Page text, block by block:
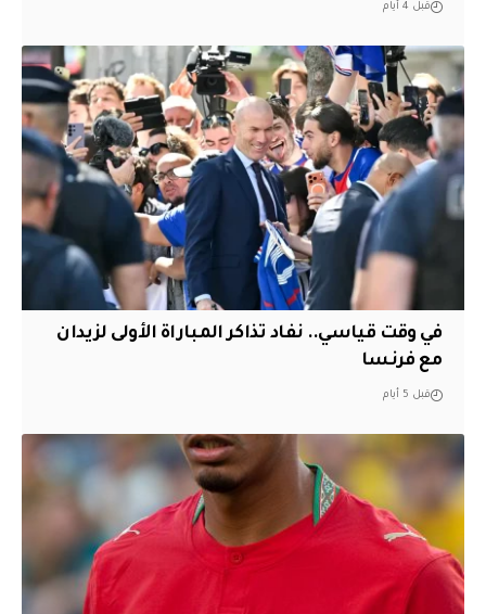
قبل 4 أيام
في وقت قياسي.. نفاد تذاكر المباراة الأولى لزيدان
مع فرنسا
قبل 5 أيام